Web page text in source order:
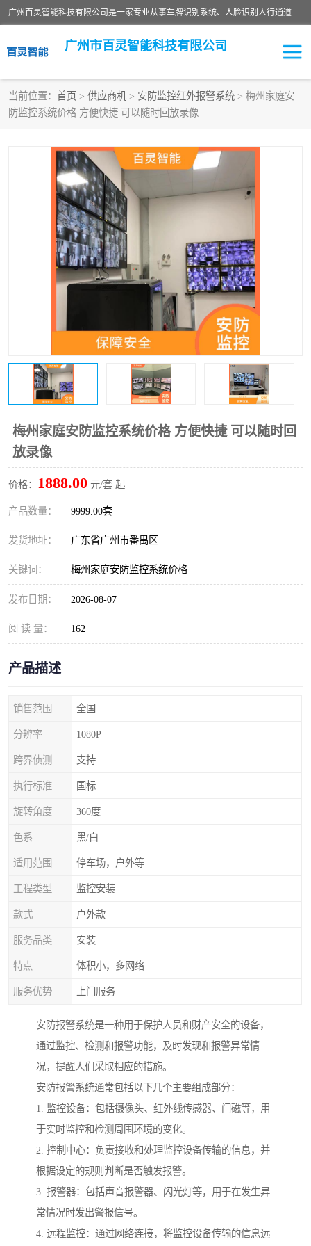
广州百灵智能科技有限公司是一家专业从事车牌识别系统、人脸识别人行通道、安防监控交通设施、停车场智能管理系统、停车场云平台、车牌识别一体机、自动道闸、通道设备、交通设施及交通划线等产品研发、生产和销售的高新技术企业。
广州市百灵智能科技有限公司
当前位置： 首页 > 供应商机 > 安防监控红外报警系统 > 梅州家庭安
防监控系统价格 方便快捷 可以随时回放录像
梅州家庭安防监控系统价格 方便快捷 可以随时回
放录像
价格： 1888.00 元/套 起
产品数量： 9999.00套
发货地址： 广东省广州市番禺区
关键词： 梅州家庭安防监控系统价格
发布日期： 2026-08-07
阅 读 量： 162
产品描述
销售范围 全国
分辨率 1080P
跨界侦测 支持
执行标准 国标
旋转角度 360度
色系 黑/白
适用范围 停车场，户外等
工程类型 监控安装
款式 户外款
服务品类 安装
特点 体积小，多网络
服务优势 上门服务
安防报警系统是一种用于保护人员和财产安全的设备，
通过监控、检测和报警功能，及时发现和报警异常情
况，提醒人们采取相应的措施。
安防报警系统通常包括以下几个主要组成部分：
1. 监控设备：包括摄像头、红外线传感器、门磁等，用
于实时监控和检测周围环境的变化。
2. 控制中心：负责接收和处理监控设备传输的信息，并
根据设定的规则判断是否触发报警。
3. 报警器：包括声音报警器、闪光灯等，用于在发生异
常情况时发出警报信号。
4. 远程监控：通过网络连接，将监控设备传输的信息远
安防监控红外报警系统 车牌识别系统
人脸识别系统